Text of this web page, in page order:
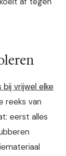
bij vrijwel elke
reeks van
eerst alles